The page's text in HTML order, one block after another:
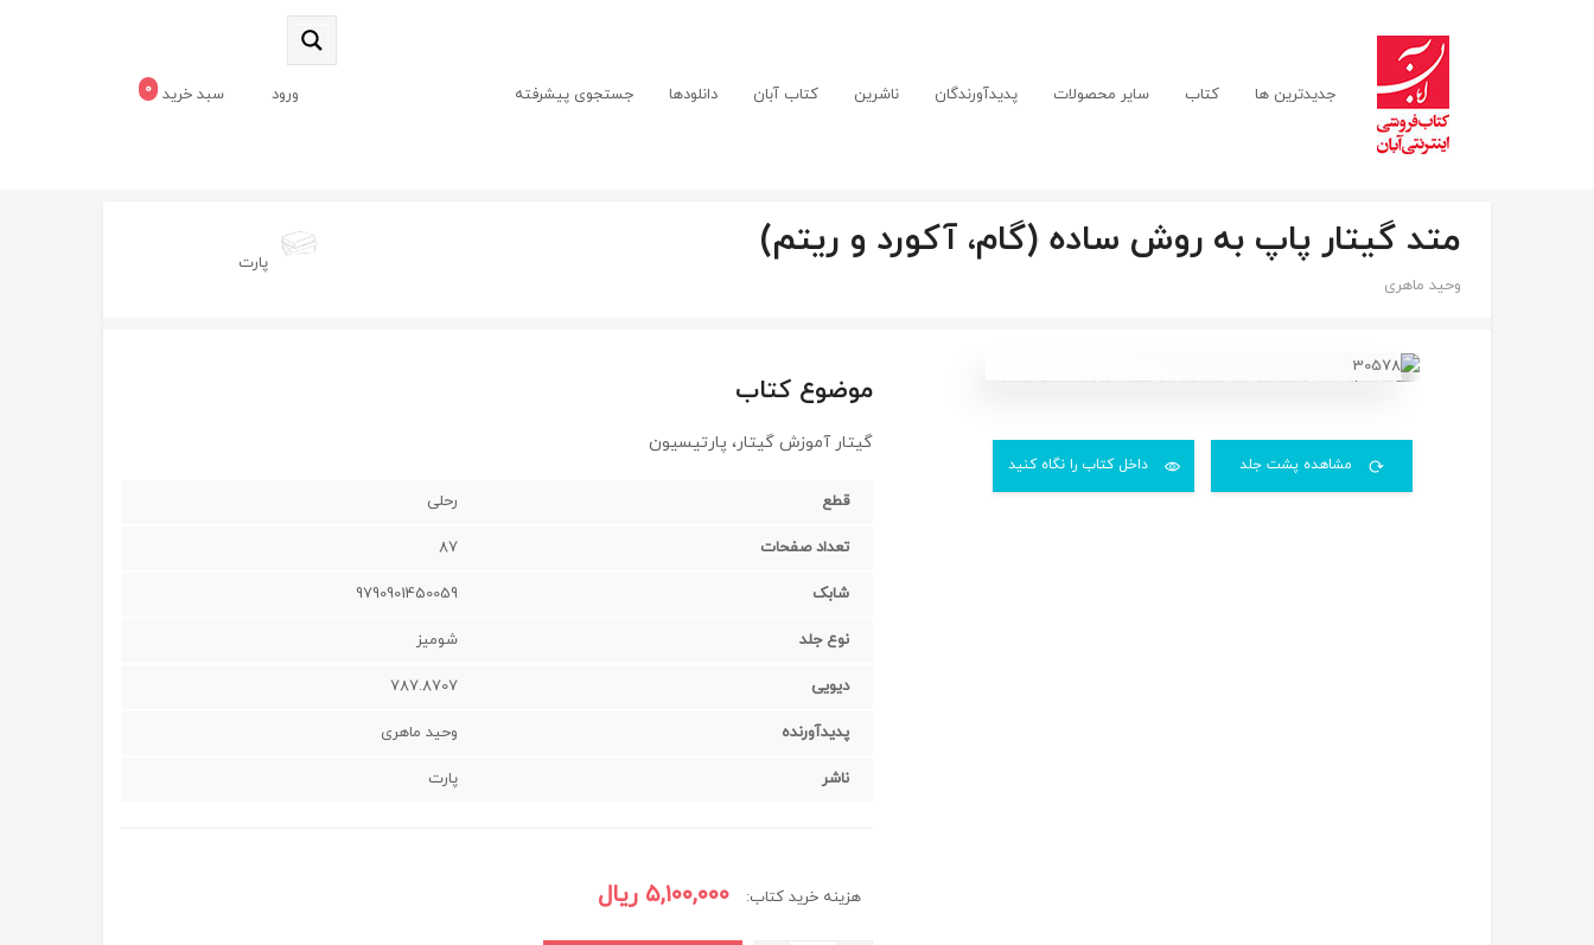
جدیدترین ها کتاب سایر محصولات پدیدآورندگان ناشرین کتاب آبان دانلودها جستجوی پیشرفته ورود سبد خرید 0
متد گیتار پاپ به روش ساده (گام، آکورد و ریتم)
وحید ماهری
پارت
مشاهده پشت جلد داخل کتاب را نگاه کنید
موضوع کتاب
گيتار آموزش گيتار، پارتيسيون
قطع رحلی
تعداد صفحات 87
شابک 9790901450059
نوع جلد شوميز
دیویی 787.8707
پدیدآورنده وحید ماهری
ناشر پارت
هزینه خرید کتاب: ۵,۱۰۰,۰۰۰ ریال